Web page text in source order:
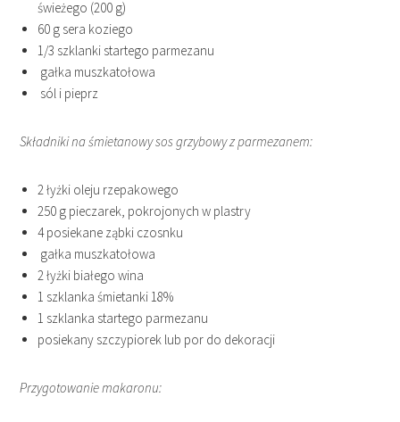
świeżego (200 g)
60 g sera koziego
1/3 szklanki startego parmezanu
gałka muszkatołowa
sól i pieprz
Składniki na śmietanowy sos grzybowy z parmezanem:
2 łyżki oleju rzepakowego
250 g pieczarek, pokrojonych w plastry
4 posiekane ząbki czosnku
gałka muszkatołowa
2 łyżki białego wina
1 szklanka śmietanki 18%
1 szklanka startego parmezanu
posiekany szczypiorek lub por do dekoracji
Przygotowanie makaronu: